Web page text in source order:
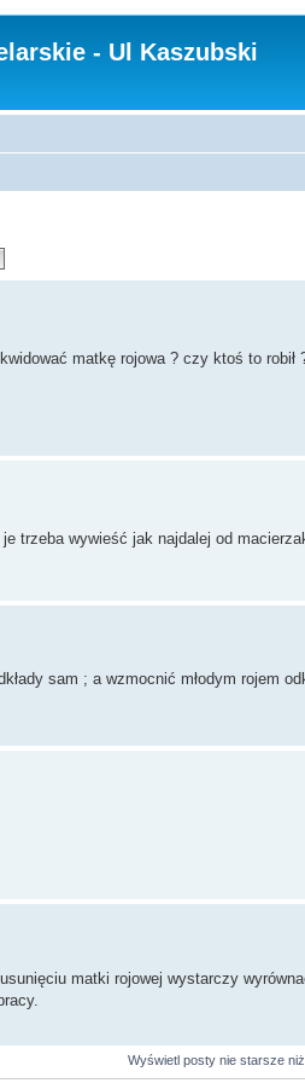
- Ul Kaszubski
matkę rojowa ? czy ktoś to
trzeba wywieść jak najdalej od
sam ; a wzmocnić młodym rojem
matki rojowej wystarczy
Wyświetl posty nie starsze